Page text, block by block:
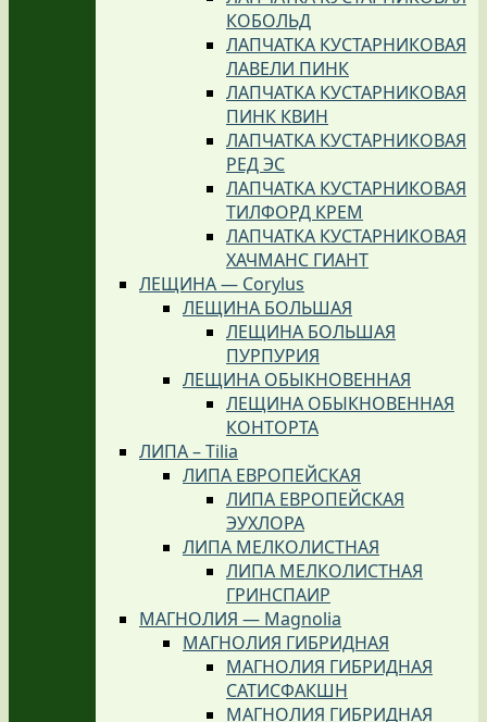
КОБОЛЬД
ЛАПЧАТКА КУСТАРНИКОВАЯ
ЛАВЕЛИ ПИНК
ЛАПЧАТКА КУСТАРНИКОВАЯ
ПИНК КВИН
ЛАПЧАТКА КУСТАРНИКОВАЯ
РЕД ЭС
ЛАПЧАТКА КУСТАРНИКОВАЯ
ТИЛФОРД КРЕМ
ЛАПЧАТКА КУСТАРНИКОВАЯ
ХАЧМАНС ГИАНТ
ЛЕЩИНА — Corylus
ЛЕЩИНА БОЛЬШАЯ
ЛЕЩИНА БОЛЬШАЯ
ПУРПУРИЯ
ЛЕЩИНА ОБЫКНОВЕННАЯ
ЛЕЩИНА ОБЫКНОВЕННАЯ
КОНТОРТА
ЛИПА – Tilia
ЛИПА ЕВРОПЕЙСКАЯ
ЛИПА ЕВРОПЕЙСКАЯ
ЭУХЛОРА
ЛИПА МЕЛКОЛИСТНАЯ
ЛИПА МЕЛКОЛИСТНАЯ
ГРИНСПАИР
МАГНОЛИЯ — Magnolia
МАГНОЛИЯ ГИБРИДНАЯ
МАГНОЛИЯ ГИБРИДНАЯ
САТИСФАКШН
МАГНОЛИЯ ГИБРИДНАЯ